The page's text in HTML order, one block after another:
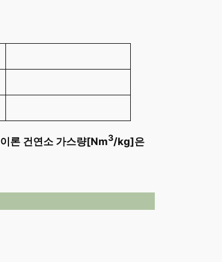
이론 건연소 가스량[Nm3/kg]은